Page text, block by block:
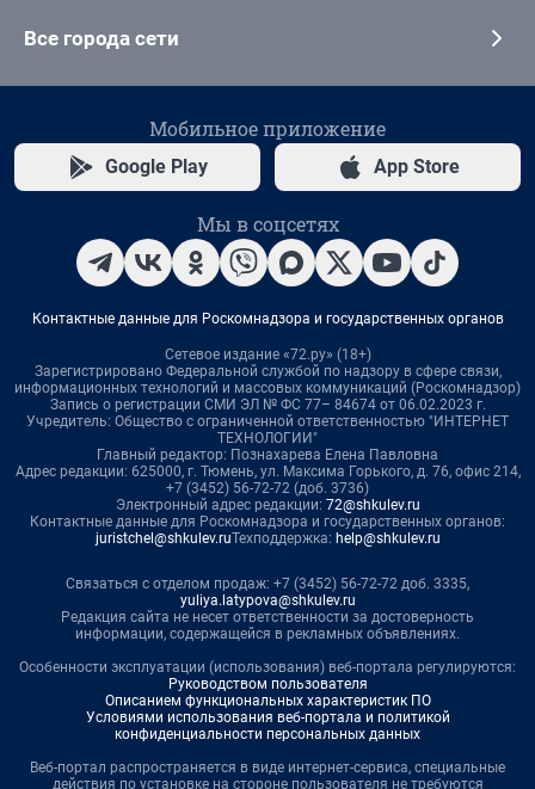
Все города сети
Мобильное приложение
Google Play App Store
Мы в соцсетях
Контактные данные для Роскомнадзора и государственных органов
Сетевое издание «72.ру» (18+)
Зарегистрировано Федеральной службой по надзору в сфере связи,
информационных технологий и массовых коммуникаций (Роскомнадзор)
Запись о регистрации СМИ ЭЛ № ФС 77– 84674 от 06.02.2023 г.
Учредитель: Общество с ограниченной ответственностью "ИНТЕРНЕТ
ТЕХНОЛОГИИ"
Главный редактор: Познахарева Елена Павловна
Адрес редакции: 625000, г. Тюмень, ул. Максима Горького, д. 76, офис 214,
+7 (3452) 56-72-72 (доб. 3736)
Электронный адрес редакции: 72@shkulev.ru
Контактные данные для Роскомнадзора и государственных органов:
juristchel@shkulev.ruТехподдержка: help@shkulev.ru
Связаться с отделом продаж: +7 (3452) 56-72-72 доб. 3335,
yuliya.latypova@shkulev.ru
Редакция сайта не несет ответственности за достоверность
информации, содержащейся в рекламных объявлениях.
Особенности эксплуатации (использования) веб-портала регулируются:
Руководством пользователя
Описанием функциональных характеристик ПО
Условиями использования веб-портала и политикой
конфиденциальности персональных данных
Веб-портал распространяется в виде интернет-сервиса, специальные
действия по установке на стороне пользователя не требуются